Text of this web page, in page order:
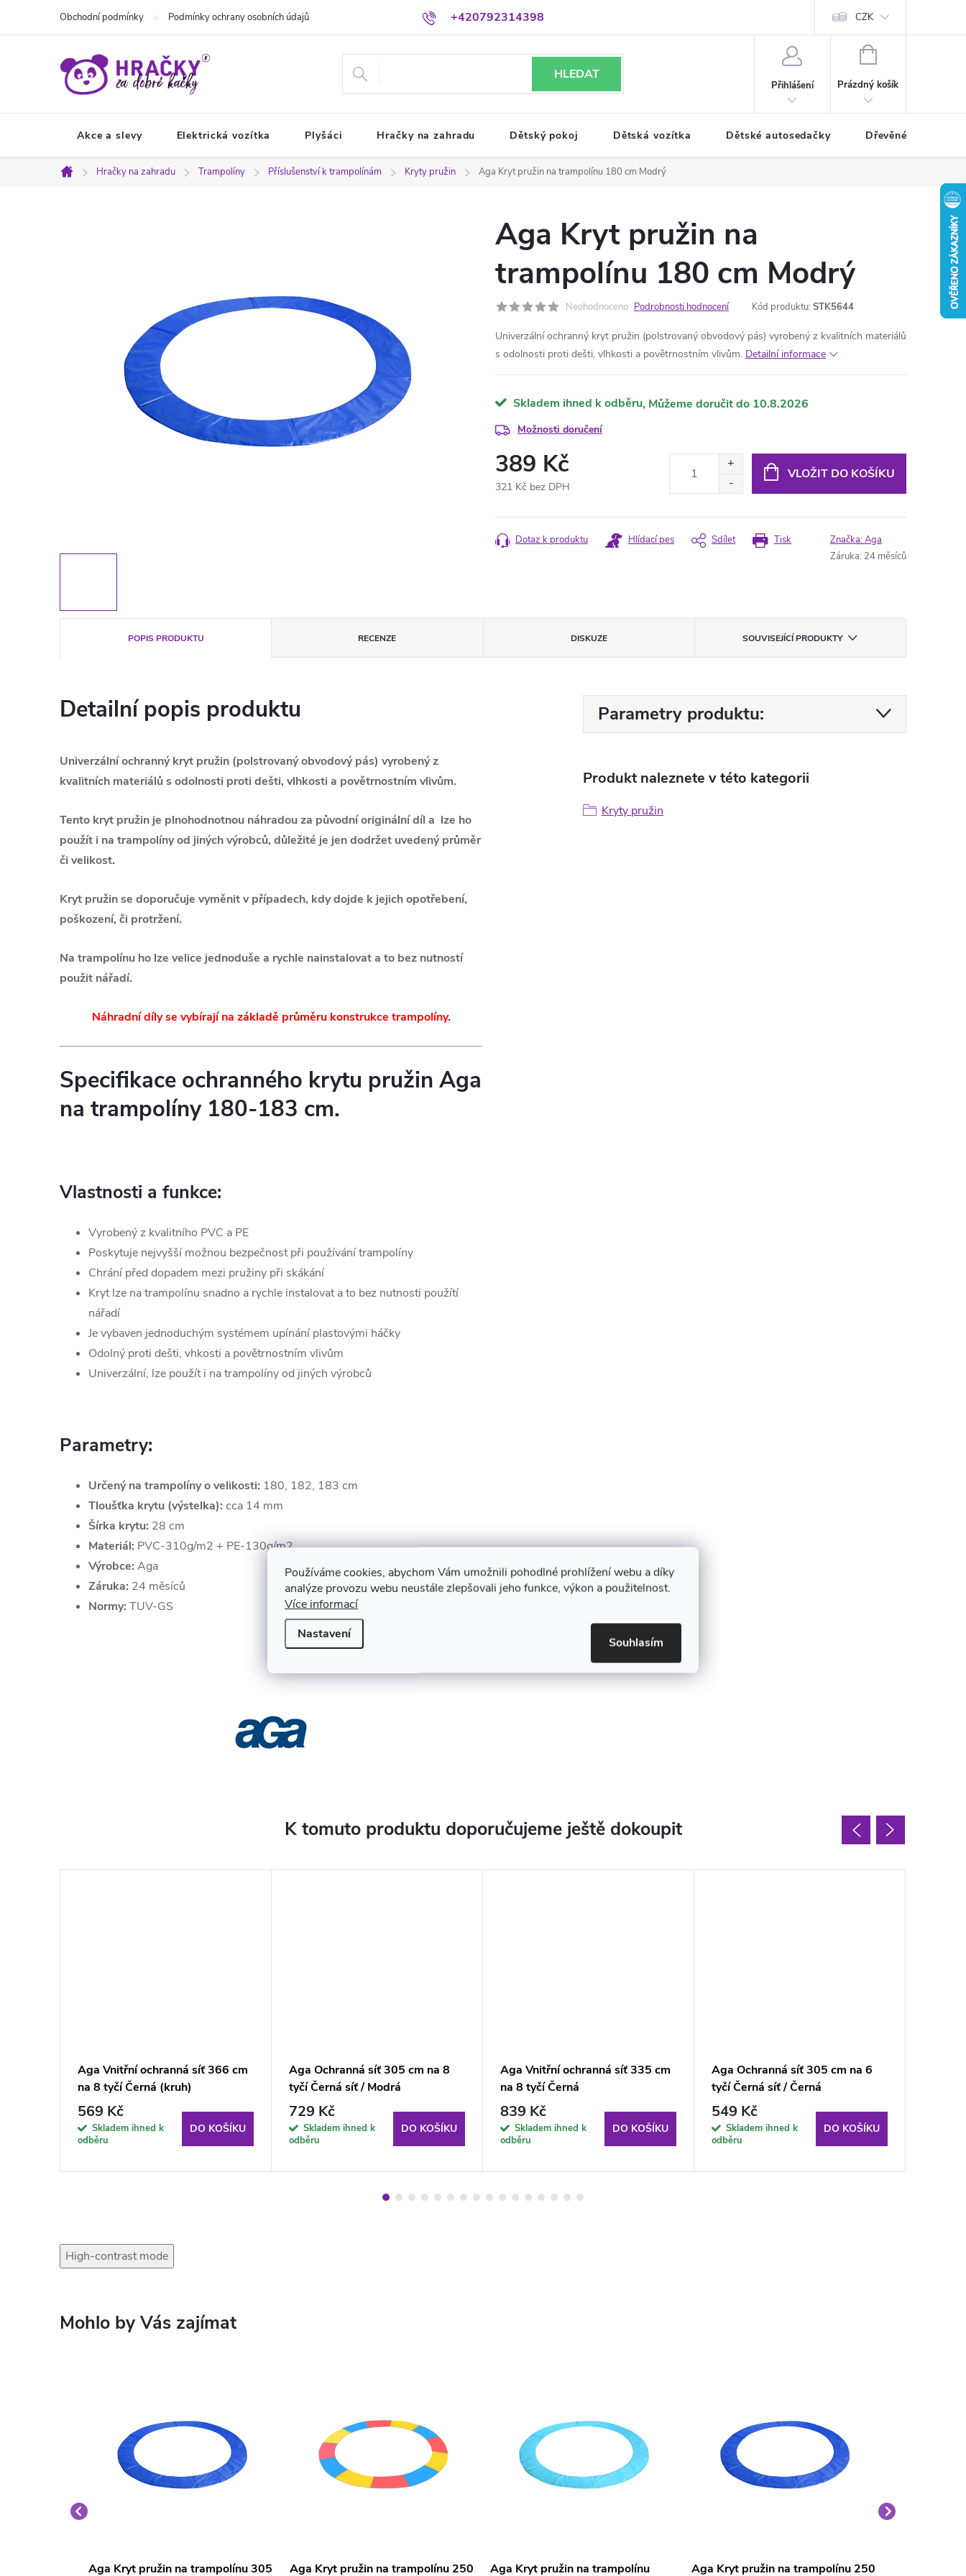
Používáme cookies, abychom Vám umožnili pohodlné prohlížení webu a díky
analýze provozu webu neustále zlepšovali jeho funkce, výkon a použitelnost.
Více informací
Nastavení
Souhlasím
+420792314398
Obchodní podmínky Podmínky ochrany osobních údajů CZK
HLEDAT
Přihlášení
NÁKUPNÍ
Prázdný košík
Akce a slevy Elektrická vozítka Plyšáci Hračky na zahradu Dětský pokoj Dětská vozítka Dětské autosedačky Dřevěné hračky
Domů
Hračky na zahradu Trampolíny Příslušenství k trampolínám Kryty pružin Aga Kryt pružin na trampolínu 180 cm Modrý
Aga Kryt pružin na
trampolínu 180 cm Modrý
Neohodnoceno Podrobnosti hodnocení Kód produktu: STK5644
Univerzální ochranný kryt pružin (polstrovaný obvodový pás) vyrobený z kvalitních materiálů
s odolnosti proti dešti, vlhkosti a povětrnostním vlivům. Detailní informace
Skladem ihned k odběru 10.8.2026
Možnosti doručení
389 Kč
321 Kč bez DPH
cena:
VLOŽIT DO KOŠÍKU
Tisk
Dotaz k produktu Hlídací pes Sdílet Značka:Aga
Záruka: 24 měsíců
POPIS PRODUKTU RECENZE DISKUZE SOUVISEJÍCÍ PRODUKTY
Detailní popis produktu
Univerzální ochranný kryt pružin (polstrovaný obvodový pás) vyrobený z
kvalitních materiálů s odolnosti proti dešti, vlhkosti a povětrnostním vlivům.
Tento kryt pružin je plnohodnotnou náhradou za původní originální díl a lze ho
použít i na trampolíny od jiných výrobců, důležité je jen dodržet uvedený průměr
či velikost.
Kryt pružin se doporučuje vyměnit v případech, kdy dojde k jejich opotřebení,
poškození, či protržení.
Na trampolínu ho lze velice jednoduše a rychle nainstalovat a to bez nutností
použit nářadí.
Náhradní díly se vybírají na základě průměru konstrukce trampolíny.
Specifikace ochranného krytu pružin Aga
na trampolíny 180-183 cm.
Vlastnosti a funkce:
Vyrobený z kvalitního PVC a PE
Poskytuje nejvyšší možnou bezpečnost při používání trampolíny
Chrání před dopadem mezi pružiny při skákání
Kryt lze na trampolínu snadno a rychle instalovat a to bez nutnosti použítí
nářadí
Je vybaven jednoduchým systémem upínání plastovými háčky
Odolný proti dešti, vhkosti a povětrnostním vlivům
Univerzální, lze použít i na trampolíny od jiných výrobců
Parametry:
Určený na trampolíny o velikosti: 180, 182, 183 cm
Tloušťka krytu (výstelka): cca 14 mm
Šírka krytu: 28 cm
Materiál: PVC-310g/m2 + PE-130g/m2
Výrobce: Aga
Záruka: 24 měsíců
Normy: TUV-GS
Parametry produktu:
Produkt naleznete v této kategorii
Kryty pružin
K tomuto produktu doporučujeme ještě dokoupit
Aga Vnitřní ochranná síť 366 cm
na 8 tyčí Černá (kruh)
569 Kč
Skladem ihned k
odběru
DO KOŠÍKU
Aga Ochranná síť 305 cm na 8
tyčí Černá síť / Modrá
729 Kč
Skladem ihned k
odběru
DO KOŠÍKU
Aga Vnitřní ochranná síť 335 cm
na 8 tyčí Černá
839 Kč
Skladem ihned k
odběru
DO KOŠÍKU
Aga Ochranná síť 305 cm na 6
tyčí Černá síť / Černá
549 Kč
Skladem ihned k
odběru
DO KOŠÍKU
High-contrast mode
Aga Kryt pružin na trampolínu 305 Aga Kryt pružin na trampolínu 250 Aga Kryt pružin na trampolínu Aga Kryt pružin na trampolínu 250